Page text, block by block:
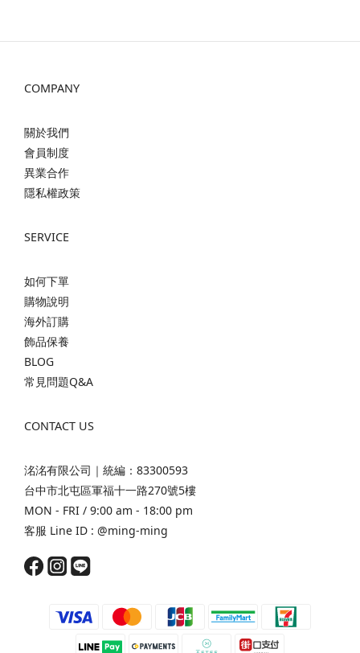
COMPANY
關於我們
會員制度
異業合作
隱私權政策
SERVICE
如何下單
購物說明
海外訂購
飾品保養
BLOG
常見問題Q&A
CONTACT US
洺洺有限公司｜統編：83300593
台中市北屯區軍福十一路270號5樓
MON - FRI / 9:00 am - 18:00 pm
客服 Line ID : @ming-ming